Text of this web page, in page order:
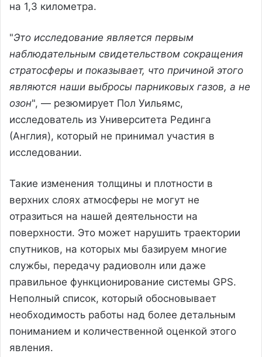
на 1,3 километра.
"Это исследование является первым
наблюдательным свидетельством сокращения
стратосферы и показывает, что причиной этого
являются наши выбросы парниковых газов, а не
озон", — резюмирует Пол Уильямс,
исследователь из Университета Рединга
(Англия), который не принимал участия в
исследовании.
Такие изменения толщины и плотности в
верхних слоях атмосферы не могут не
отразиться на нашей деятельности на
поверхности. Это может нарушить траектории
спутников, на которых мы базируем многие
службы, передачу радиоволн или даже
правильное функционирование системы GPS.
Неполный список, который обосновывает
необходимость работы над более детальным
пониманием и количественной оценкой этого
явления.